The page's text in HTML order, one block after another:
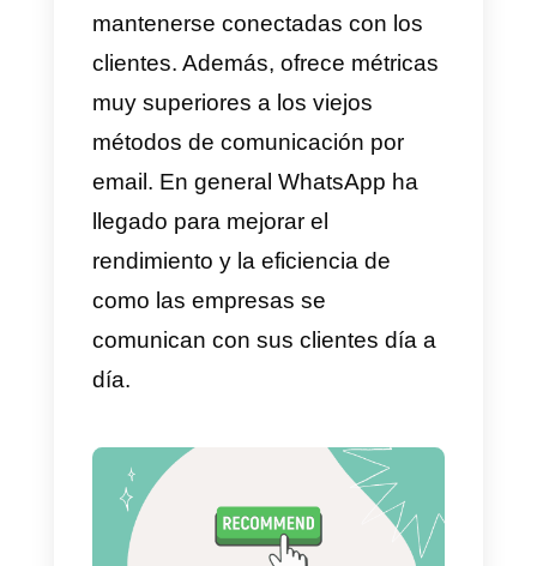
herramienta para difundir
información o promociones de tu
negocio.
Asimismo, WhatsApp ofrece una
cartera de herramientas y
funcionalidades interesantes
WhatsApp Business, los
catálogos, enviar documentos y
archivos multimedia, llamadas y